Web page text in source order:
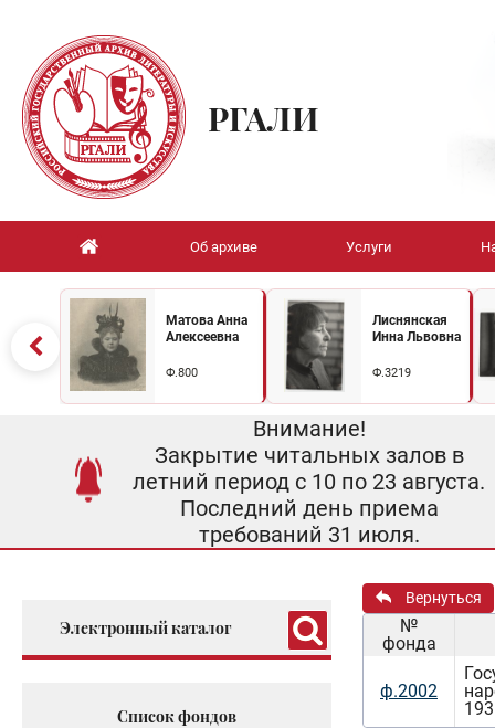
РГАЛИ
Об архиве Услуги
Матова Анна
Алексеевна
Ф.800
Лиснянская
Инна Львовна
Ф.3219
Внимание!
Закрытие читальных залов в
летний период с 10 по 23 августа.
Последний день приема
требований 31 июля.
Электронный каталог
Список фондов
Вернуться
№
фонда
ф.2002